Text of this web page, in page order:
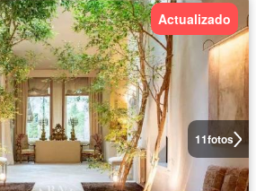
11fotos
Actualizado